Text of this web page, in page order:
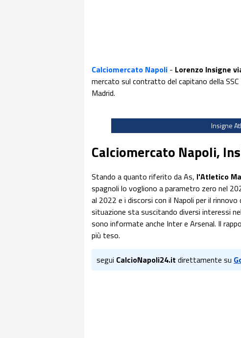
Calciomercato Napoli - Lorenzo Insigne
mercato sul contratto del capitano della
Madrid.
Insigne
Calciomercato Napoli,
Stando a quanto riferito da As, l'Atletico
spagnoli lo vogliono a parametro zero nel
al 2022 e i discorsi con il Napoli per il
situazione sta suscitando diversi interessi
sono informate anche Inter e Arsenal. Il
più teso.
segui CalcioNapoli24.it direttamente su